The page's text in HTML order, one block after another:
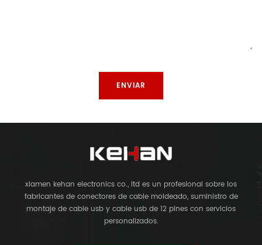
xiamen kehan electronics co., ltd es un profesional sobre los
fabricantes de conectores de cable moldeado, suministro de
montaje de cable usb y cable usb de 12 pines con servicios
personalizados.